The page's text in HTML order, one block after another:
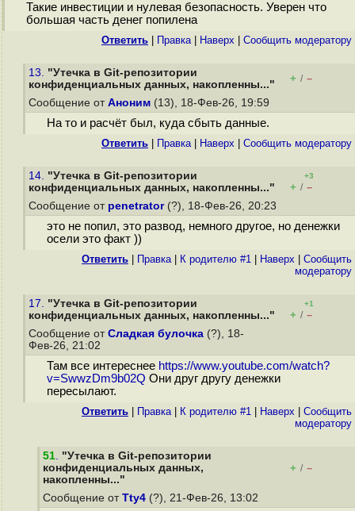
Такие инвестиции и нулевая безопасность. Уверен что
большая часть денег попилена
Ответить Правка| Наверх Cообщить модератору
13. "Утечка в Git-репозитории
конфиденциальных данных, накопленны..."
+ / –
Сообщение от Аноним (13), 18-Фев-26, 19:59
На то и расчёт был, куда сбыть данные.
Ответить Правка| Наверх Cообщить модератору
14. "Утечка в Git-репозитории
конфиденциальных данных, накопленны..."
+3
+ / –
Сообщение от penetrator(?), 18-Фев-26, 20:23
это не попил, это развод, немного другое, но денежки
осели это факт ))
Ответить Правка| К родителю #1 Наверх
Cообщить
модератору
17. "Утечка в Git-репозитории
конфиденциальных данных, накопленны..."
+1
+ / –
Сообщение от Сладкая булочка (?), 18-
Фев-26, 21:02
Там все интереснее https://www.youtube.com/watch?
v=SwwzDm9b02Q Они друг другу денежки
пересылают.
Ответить Правка| К родителю #1 Наверх
Cообщить
модератору
51. "Утечка в Git-репозитории
конфиденциальных данных,
накопленны..."
+ / –
Сообщение от Tty4 (?), 21-Фев-26, 13:02